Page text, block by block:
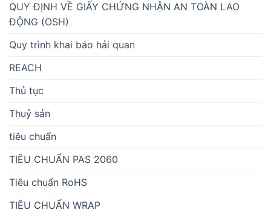
QUY ĐỊNH VỀ GIẤY CHỨNG NHẬN AN TOÀN LAO
ĐỘNG (OSH)
Quy trình khai báo hải quan
REACH
Thủ tục
Thuỷ sản
tiêu chuẩn
TIÊU CHUẨN PAS 2060
Tiêu chuẩn RoHS
TIÊU CHUẨN WRAP